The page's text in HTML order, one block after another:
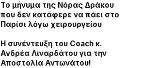
Το μήνυμα της Νόρας Δράκου
που δεν κατάφερε να πάει στο
Παρίσι λόγω χειρουργείου
H συνέντευξη του Coach κ.
Ανδρέα Λιναρδάτου για την
Αποστολία Αντωνάτου!